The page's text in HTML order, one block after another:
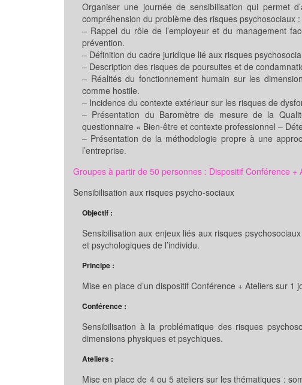
Organiser une journée de sensibilisation qui permet
compréhension du problème des risques psychosociaux :
– Rappel du rôle de l’employeur et du management
prévention.
– Définition du cadre juridique lié aux risques
– Description des risques de poursuites et de
– Réalités du fonctionnement humain sur les
comme hostile.
– Incidence du contexte extérieur sur les risques de
– Présentation du Baromètre de mesure de la
questionnaire « Bien-être et contexte professionnel –
– Présentation de la méthodologie propre à une
l’entreprise.
Groupes à partir de 50 personnes : Dispositif Conférence +
Sensibilisation aux risques psycho-sociaux
Objectif :
Sensibilisation aux enjeux liés aux risques
et psychologiques de l’individu.
Principe :
Mise en place d’un dispositif Conférence + Ateliers sur
Conférence :
Sensibilisation à la problématique des risques
dimensions physiques et psychiques.
Ateliers :
Mise en place de 4 ou 5 ateliers sur les thématiques :